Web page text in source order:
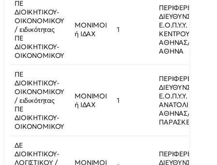
ΠΕ
ΔΙΟΙΚΗΤΙΚΟΥ-
ΟΙΚΟΝΟΜΙΚΟΥ
/ ειδικότητας
ΠΕ
ΔΙΟΙΚΗΤΙΚΟΥ-
ΟΙΚΟΝΟΜΙΚΟΥ
ΜΟΝΙΜΟΙ
ή ΙΔΑΧ
1
ΠΕΡΙΦΕΡΕΙΑΚΗ
ΔΙΕΥΘΥΝΣΗ
Ε.Ο.Π.Υ.Υ.
ΚΕΝΤΡΟΥ
ΑΘΗΝΑΣ/
ΑΘΗΝΑ
ΠΕ
ΔΙΟΙΚΗΤΙΚΟΥ-
ΟΙΚΟΝΟΜΙΚΟΥ
/ ειδικότητας
ΠΕ
ΔΙΟΙΚΗΤΙΚΟΥ-
ΟΙΚΟΝΟΜΙΚΟΥ
ΜΟΝΙΜΟΙ
ή ΙΔΑΧ
1
ΠΕΡΙΦΕΡΕΙΑΚΗ
ΔΙΕΥΘΥΝΣΗ
Ε.Ο.Π.Υ.Υ.
ΑΝΑΤΟΛΙΚΗΣ
ΑΘΗΝΑΣ/ΑΓΙΑ
ΠΑΡΑΣΚΕΥΗ
ΔΕ
ΔΙΟΙΚΗΤΙΚΟΥ-
ΛΟΓΙΣΤΙΚΟΥ /
ΜΟΝΙΜΟΙ
ΠΕΡΙΦΕΡΕΙΑΚΗ
ΔΙΕΥΘΥΝΣΗ